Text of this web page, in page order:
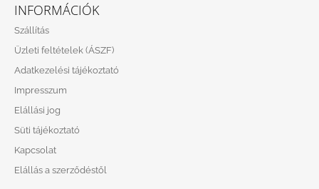
INFORMÁCIÓK
Szállítás
Üzleti feltételek (ÁSZF)
Adatkezelési tájékoztató
Impresszum
Elállási jog
Süti tájékoztató
Kapcsolat
Elállás a szerződéstől